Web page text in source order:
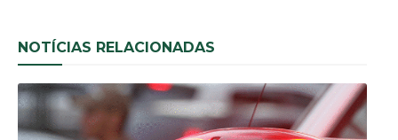
NOTÍCIAS RELACIONADAS